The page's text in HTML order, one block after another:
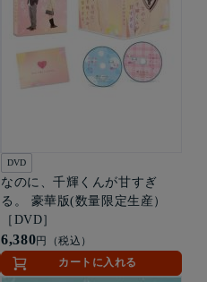
DVD
なのに、千輝くんが甘すぎ
る。 豪華版(数量限定生産）
［DVD］
6,380円（税込）
カートに入れる